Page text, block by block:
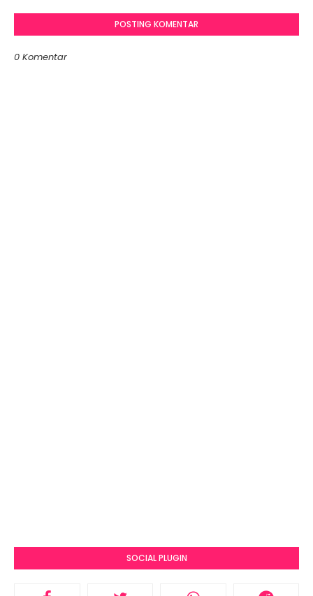
POSTING KOMENTAR
0 Komentar
SOCIAL PLUGIN